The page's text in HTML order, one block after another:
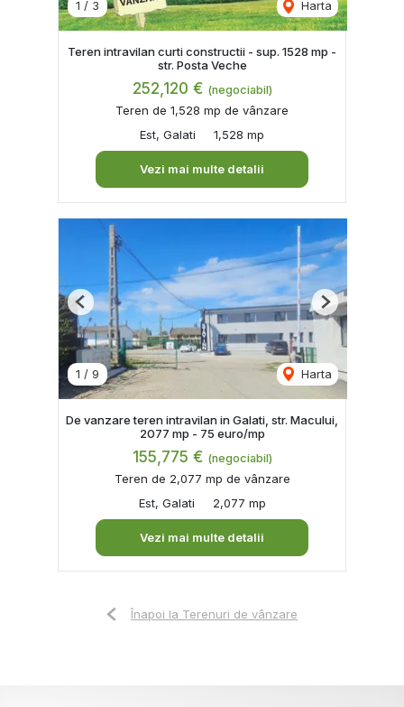
1 / 3 Harta
Teren intravilan curti constructii - sup. 1528 mp -
str. Posta Veche
252,120 € (negociabil)
Teren de 1,528 mp de vânzare
Est, Galati
1,528 mp
Vezi mai multe detalii
1 / 9 Harta
Previous Next
De vanzare teren intravilan in Galati, str. Macului,
2077 mp - 75 euro/mp
155,775 € (negociabil)
Teren de 2,077 mp de vânzare
Est, Galati
2,077 mp
Vezi mai multe detalii
Înapoi la Terenuri de vânzare